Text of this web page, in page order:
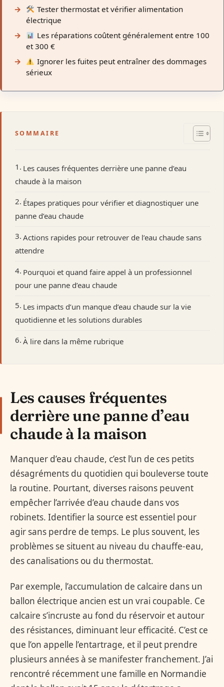
Tester thermostat et vérifier alimentation
électrique
Les réparations coûtent généralement entre 100
et 300 €
Ignorer les fuites peut entraîner des dommages
sérieux
SOMMAIRE
Les causes fréquentes derrière une panne d’eau
chaude à la maison
Étapes pratiques pour vérifier et diagnostiquer une
panne d’eau chaude
Actions rapides pour retrouver de l’eau chaude sans
attendre
Pourquoi et quand faire appel à un professionnel
pour une panne d’eau chaude
Les impacts d’un manque d’eau chaude sur la vie
quotidienne et les solutions durables
À lire dans la même rubrique
Les causes fréquentes
derrière une panne d’eau
chaude à la maison
Manquer d’eau chaude, c’est l’un de ces petits
désagréments du quotidien qui bouleverse toute
la routine. Pourtant, diverses raisons peuvent
empêcher l’arrivée d’eau chaude dans vos
robinets. Identifier la source est essentiel pour
agir sans perdre de temps. Le plus souvent, les
problèmes se situent au niveau du chauffe-eau,
des canalisations ou du thermostat.
Par exemple, l’accumulation de calcaire dans un
ballon électrique ancien est un vrai coupable. Ce
calcaire s’incruste au fond du réservoir et autour
des résistances, diminuant leur efficacité. C’est ce
que l’on appelle l’entartrage, et il peut prendre
plusieurs années à se manifester franchement. J’ai
rencontré récemment une famille en Normandie